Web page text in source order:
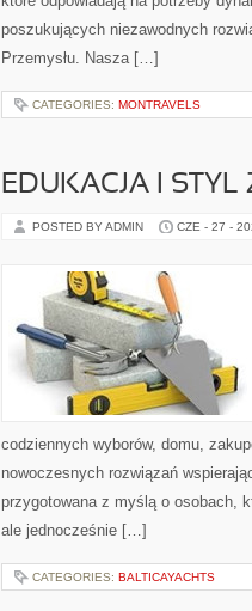
poszukujących niezawodnych
Przemysłu. Nasza […]
CATEGORIES: MONTRAVELS
EDUKACJA I STYL
POSTED BY ADMIN CZE - 27 -
codziennych wyborów, domu,
nowoczesnych rozwiązań
przygotowana z myślą o osobach,
ale jednocześnie […]
CATEGORIES: BALTICAYACHTS